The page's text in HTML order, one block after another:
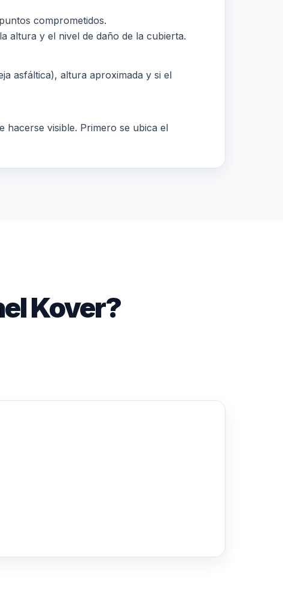
comprometidos.
altura y el nivel de daño de la cubierta.
asfáltica), altura aproximada y si el
hacerse visible. Primero se ubica el
Kover?